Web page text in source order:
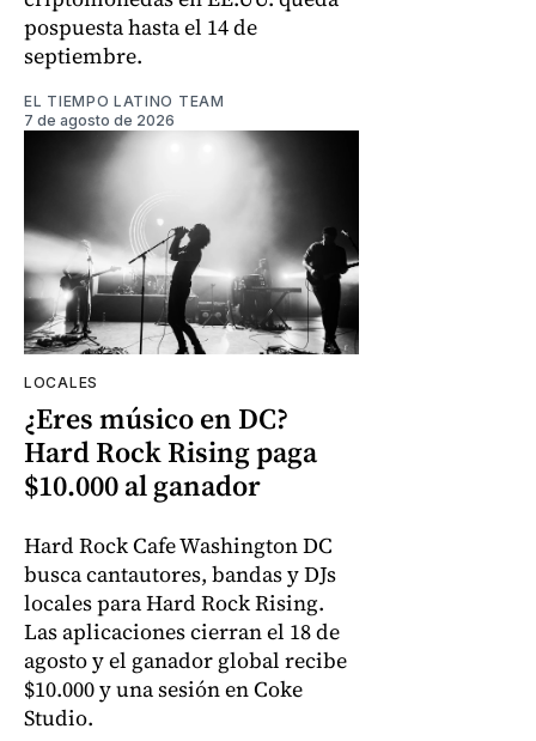
pospuesta hasta el 14 de
septiembre.
EL TIEMPO LATINO TEAM
7 de agosto de 2026
LOCALES
¿Eres músico en DC?
Hard Rock Rising paga
$10.000 al ganador
Hard Rock Cafe Washington DC
busca cantautores, bandas y DJs
locales para Hard Rock Rising.
Las aplicaciones cierran el 18 de
agosto y el ganador global recibe
$10.000 y una sesión en Coke
Studio.